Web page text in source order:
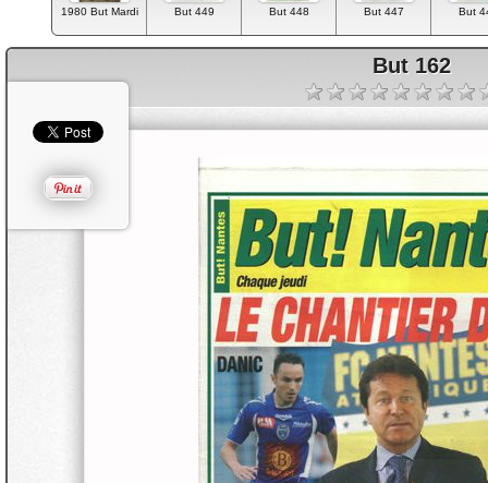
1980 But Mardi But 449 But 448 But 447 But
But 162